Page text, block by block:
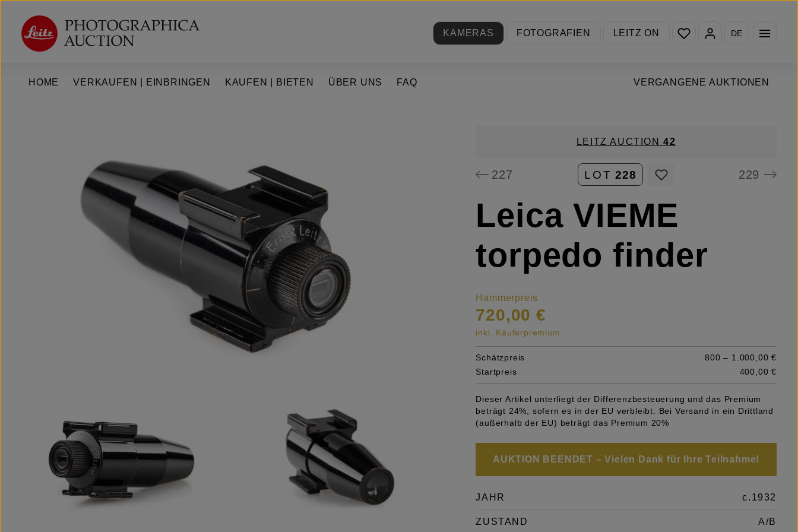
Hauptinhalt springen
Zur Hauptnavigation springen
KAMERAS
FOTOGRAFIEN LEITZ ON
Du hast 0 Produkte auf
DE
HOME VERGANGENE AUKTIONEN
VERKAUFEN | EINBRINGEN KAUFEN | BIETEN ÜBER UNS FAQ
LEITZ AUCTION42
227 LOT 228 229
Leica VIEME
torpedo finder
Hammerpreis
720,00 €
inkl. Käuferpremium
Schätzpreis
800 – 1.000,00 €
Startpreis
400,00 €
Dieser Artikel unterliegt der Differenzbesteuerung und das Premium
beträgt 24%, sofern es in der EU verbleibt. Bei Versand in ein Drittland
(außerhalb der EU) beträgt das Premium 20%
AUKTION BEENDET – Vielen Dank für Ihre Teilnahme!
JAHR c.1932
ZUSTAND A/B